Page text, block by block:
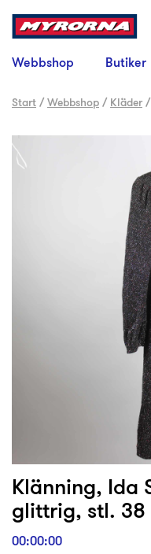
Webbshop Butiker
Start /Webbshop / Kläder /
Klänning, Ida
glittrig, stl. 38
00:00:00